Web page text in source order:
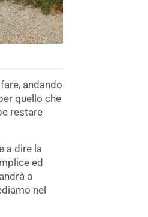
andando
quello che
restare
a dire la
ed
a
nel